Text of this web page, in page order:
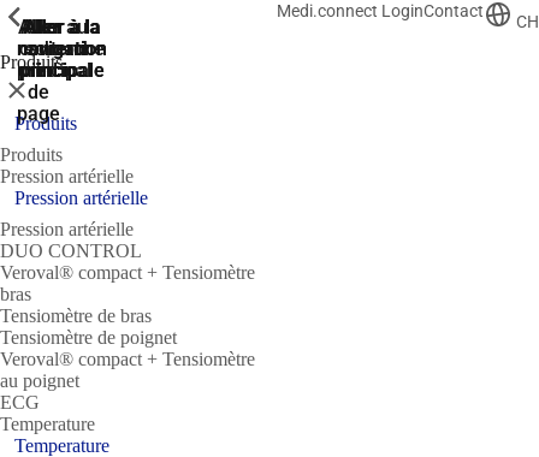
Aller à la
recherche
Aller à la
navigation
principale
Aller à la
navigation
principale
Aller au
contenu
principal
Aller
au
pied
de
page
Medi.connect LoginContact
CH
Produits
ShowPrevious
Fermer
Produits
Produits
Pression artérielle
ShowPrevious
Pression artérielle
Pression artérielle
DUO CONTROL
Veroval® compact + Tensiomètre
bras
Tensiomètre de bras
Tensiomètre de poignet
Veroval® compact + Tensiomètre
au poignet
ECG
Temperature
ShowPrevious
Temperature
ShowPrevious